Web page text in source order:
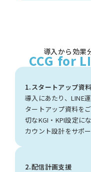
導入から効果
CCG for
1.スタートアップ資
導入にあたり、LINE
タートアップ資料を
切なKGI・KPI設定に
カウント設計をサポー
2.配信計画支援